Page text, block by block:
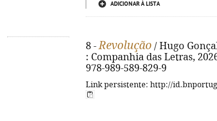
ADICIONAR À LISTA
8 -Revolução / Hugo
: Companhia das Letras,
978-989-589-829-9
Link persistente: http://